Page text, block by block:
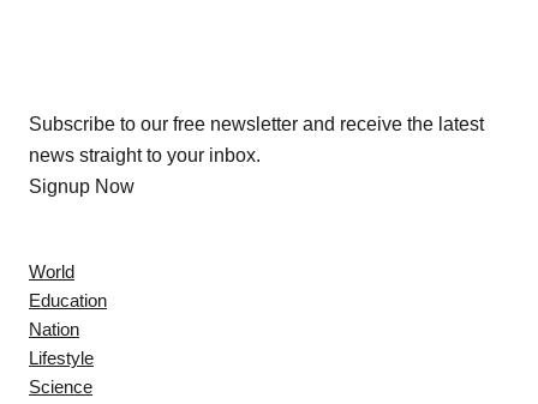
Subscribe to our free newsletter and receive the latest
news straight to your inbox.
Signup Now
World
Education
Nation
Lifestyle
Science